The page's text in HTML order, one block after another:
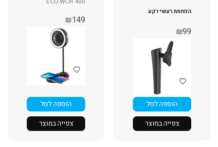
הפחתת רעשי רקע
₪99
הוספה לסל
צפייה במוצר
₪149
הוספה לסל
צפייה במוצר